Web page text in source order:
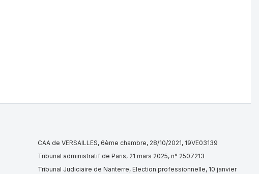
CAA de VERSAILLES, 6ème chambre, 28/10/2021, 19VE03139
Tribunal administratif de Paris, 21 mars 2025, n° 2507213
Tribunal Judiciaire de Nanterre, Election professionnelle, 10 janvier